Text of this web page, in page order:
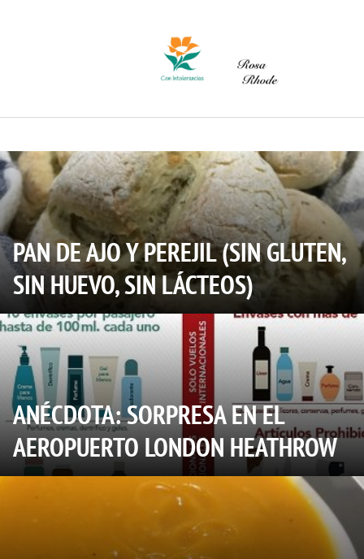
PAN DE AJO Y PEREJIL (SIN GLUTEN,
SIN HUEVO, SIN LÁCTEOS)
ANÉCDOTA: SORPRESA EN EL
AEROPUERTO LONDON HEATHROW